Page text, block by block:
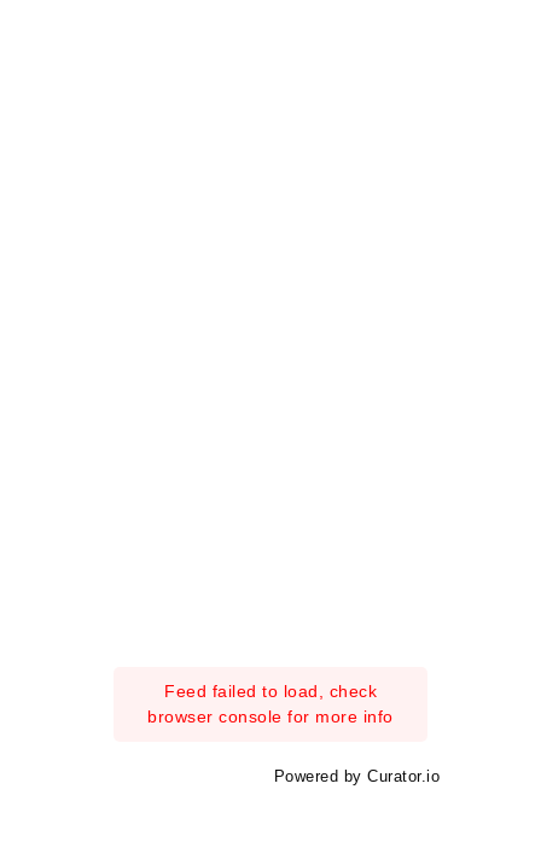
Feed failed to load, check
browser console for more info
Powered by Curator.io